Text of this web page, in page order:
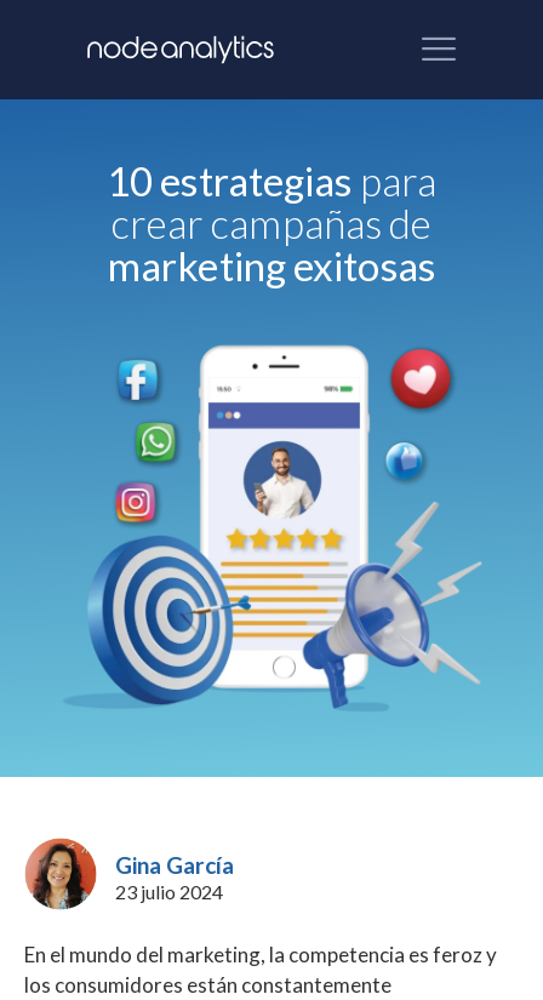
10 estrategias para
crear campañas de
marketing exitosas
Gina García
23 julio 2024
En el mundo del marketing, la competencia es feroz y
los consumidores están constantemente